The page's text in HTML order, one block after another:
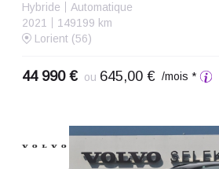
Hybride
Automatique
2021
149199 km
Lorient (56)
44 990 € ou 645,00 € /mois *